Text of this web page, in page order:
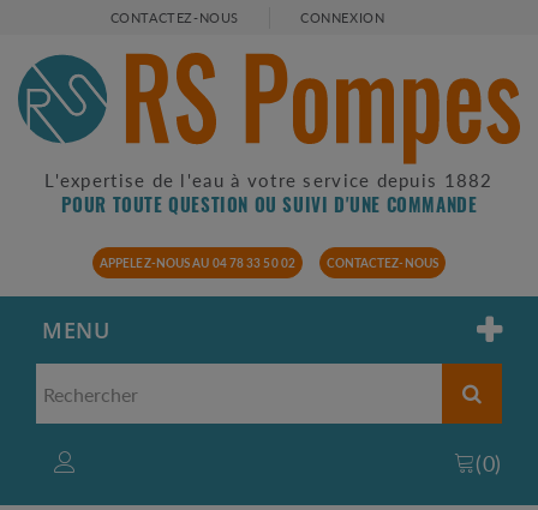
CONTACTEZ-NOUS CONNEXION
L'expertise de l'eau à votre service depuis 1882
POUR TOUTE QUESTION OU SUIVI D'UNE COMMANDE
APPELEZ-NOUS AU 04 78 33 50 02 CONTACTEZ-NOUS
MENU
(0)